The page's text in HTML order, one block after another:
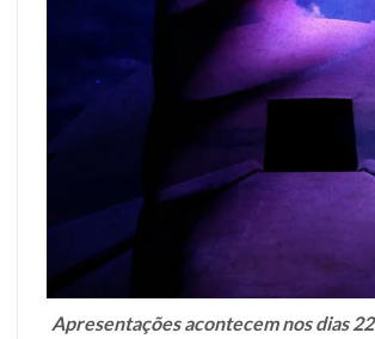
Apresentações acontecem nos dias